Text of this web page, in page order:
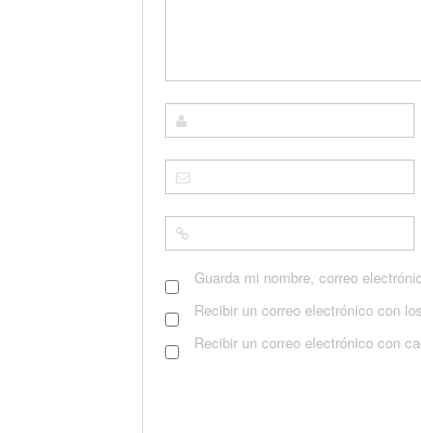
Guarda mi nombre, correo
Recibir un correo electrónico con
Recibir un correo electrónico con